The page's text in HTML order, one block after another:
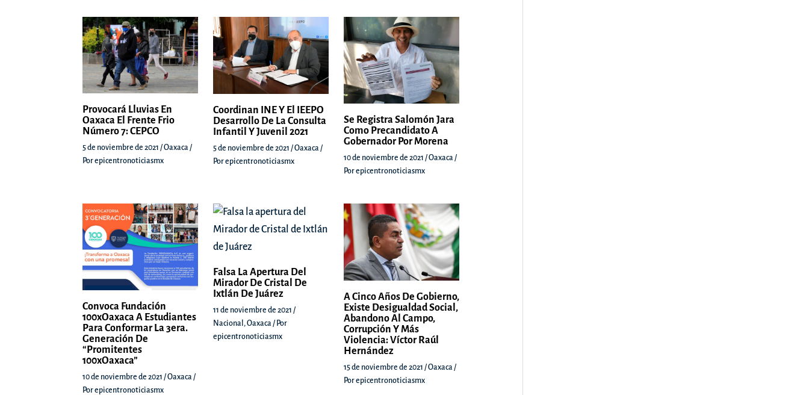
Provocará Lluvias En
Oaxaca El Frente Frio
Número 7: CEPCO
5 de noviembre de 2021 /Oaxaca /
Porepicentronoticiasmx
Coordinan INE Y El IEEPO
Desarrollo De La Consulta
Infantil Y Juvenil 2021
5 de noviembre de 2021 /Oaxaca /
Porepicentronoticiasmx
Se Registra Salomón Jara
Como Precandidato A
Gobernador Por Morena
10 de noviembre de 2021/Oaxaca /
Porepicentronoticiasmx
Convoca Fundación
100xOaxaca A Estudiantes
Para Conformar La 3era.
Generación De
“Promitentes
100xOaxaca”
10 de noviembre de 2021 /Oaxaca /
Porepicentronoticiasmx
Falsa La Apertura Del
Mirador De Cristal De
Ixtlán De Juárez
11 de noviembre de 2021/
Nacional ,Oaxaca / Por
epicentronoticiasmx
A Cinco Años De Gobierno,
Existe Desigualdad Social,
Abandono Al Campo,
Corrupción Y Más
Violencia: Víctor Raúl
Hernández
15 de noviembre de 2021 /Oaxaca /
Porepicentronoticiasmx